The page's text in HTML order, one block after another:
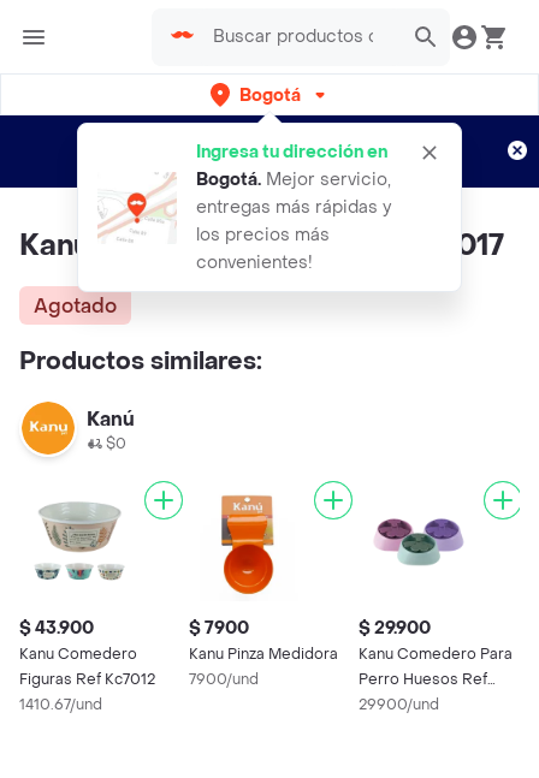
Bogotá
Ingresa tu dirección en
Bogotá. Mejor servicio,
entregas más rápidas y
los precios más
convenientes!
envíos gratis por semanas
Aplican TyC
Kanu Comedero Doble Ref Kc7017
Agotado
Productos similares:
Kanú
$0
$ 43.900
Kanu Comedero
Figuras Ref Kc7012
1410.67/und
$ 7900
Kanu Pinza Medidora
7900/und
$ 29.900
Kanu Comedero Para
Perro Huesos Ref
Kc7013
29900/und